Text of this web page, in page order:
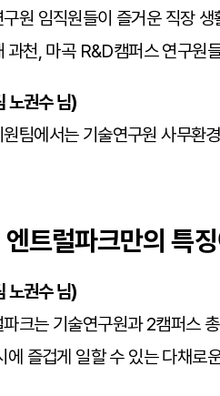
원 임직원들이 즐거운 직장
과천, 마곡 R&D캠퍼스 연구원
노권수 님)
팀에서는 기술연구원 사무환
엔트럴파크만의 특
노권수 님)
크는 기술연구원과 2캠퍼스
에 즐겁게 일할 수 있는 다채로